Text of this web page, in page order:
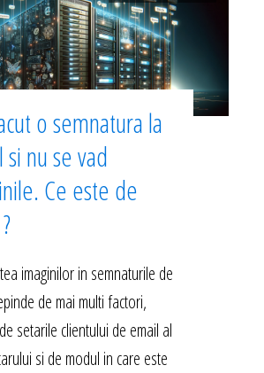
o semnatura la
nu se vad
Ce este de
imaginilor in semnaturile de
de mai multi factori,
setarile clientului de email al
si de modul in care este